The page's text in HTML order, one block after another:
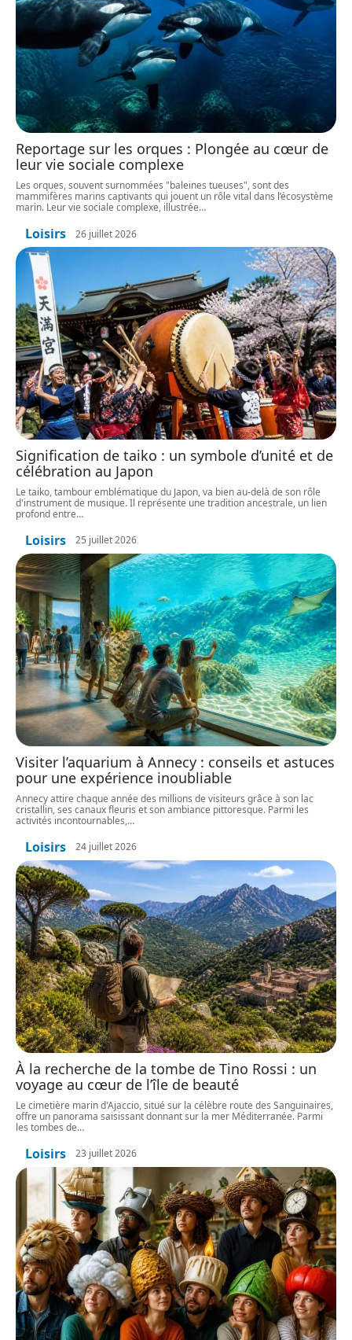
Reportage sur les orques : Plongée au cœur de
leur vie sociale complexe
Les orques, souvent surnommées "baleines tueuses", sont des
mammifères marins captivants qui jouent un rôle vital dans l’écosystème
marin. Leur vie sociale complexe, illustrée…
Loisirs 26 juillet 2026
Signification de taiko : un symbole d’unité et de
célébration au Japon
Le taiko, tambour emblématique du Japon, va bien au-delà de son rôle
d'instrument de musique. Il représente une tradition ancestrale, un lien
profond entre…
Loisirs 25 juillet 2026
Visiter l’aquarium à Annecy : conseils et astuces
pour une expérience inoubliable
Annecy attire chaque année des millions de visiteurs grâce à son lac
cristallin, ses canaux fleuris et son ambiance pittoresque. Parmi les
activités incontournables,…
Loisirs 24 juillet 2026
À la recherche de la tombe de Tino Rossi : un
voyage au cœur de l’île de beauté
Le cimetière marin d'Ajaccio, situé sur la célèbre route des Sanguinaires,
offre un panorama saisissant donnant sur la mer Méditerranée. Parmi
les tombes de…
Loisirs 23 juillet 2026